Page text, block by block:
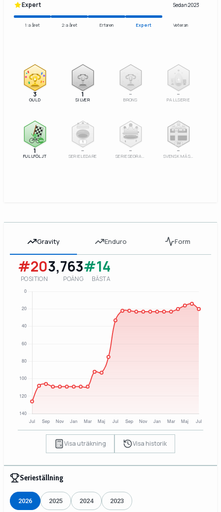
Gravity Enduro Form
#20
POSITION
3,763
POÄNG
#14
BÄSTA
Visa uträkning Visa historik
Serieställning
2026 2025 2024 2023
Expert Sedan 2023
1:a året 2:a året Erfaren Expert Veteran
3
GULD
2
1
SILVER
3
–
BRONS
–
PALLSERIE
100%
1
FULLFÖLJT
1
–
SERIELEDARE
–
SERIESEGRARE
SM
–
SVENSK MÄSTARE